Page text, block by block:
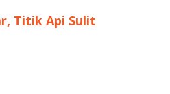
Titik Api Sulit